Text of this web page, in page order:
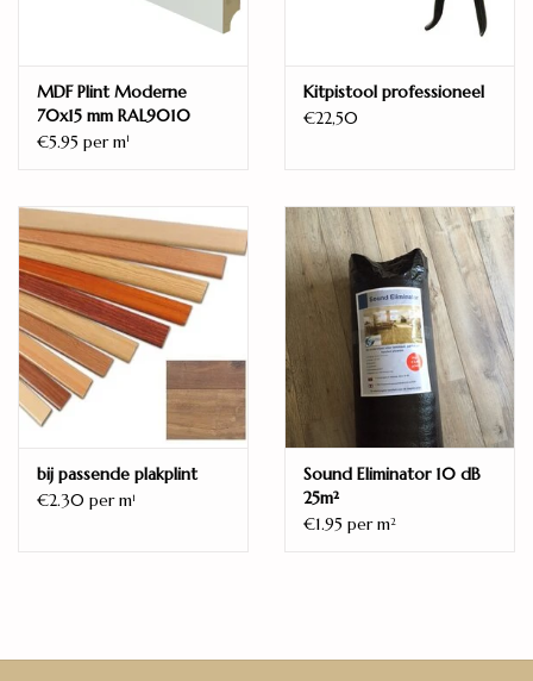
MDF Plint Moderne
70x15 mm RAL9010
€5.95 per m1
Kitpistool professioneel
€22,50
bij passende plakplint
€2.30 per m1
Sound Eliminator 10 dB
25m²
€1.95 per m2